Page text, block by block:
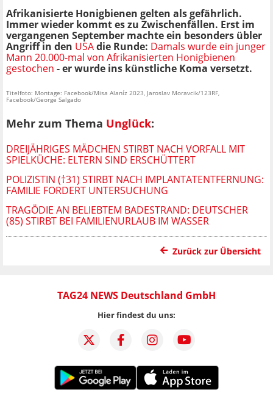
Afrikanisierte Honigbienen gelten als gefährlich.
Immer wieder kommt es zu Zwischenfällen. Erst im
vergangenen September machte ein besonders übler
Angriff in den USAdie Runde: Damals wurde ein junger
Mann 20.000-mal von Afrikanisierten Honigbienen
gestochen - er wurde ins künstliche Koma versetzt.
Titelfoto: Montage: Facebook/Misa Alaníz 2023, Jaroslav Moravcik/123RF,
Facebook/George Salgado
Mehr zum Thema Unglück:
DREIJÄHRIGES MÄDCHEN STIRBT NACH VORFALL MIT
SPIELKÜCHE: ELTERN SIND ERSCHÜTTERT
POLIZISTIN (†31) STIRBT NACH IMPLANTATENTFERNUNG:
FAMILIE FORDERT UNTERSUCHUNG
TRAGÖDIE AN BELIEBTEM BADESTRAND: DEUTSCHER
(85) STIRBT BEI FAMILIENURLAUB IM WASSER
Zurück zur Übersicht
TAG24 NEWS Deutschland GmbH
Hier findest du uns: